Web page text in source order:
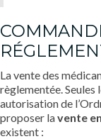
La vente des
règlementée. Seules
autorisation de
proposer lavente
existent :